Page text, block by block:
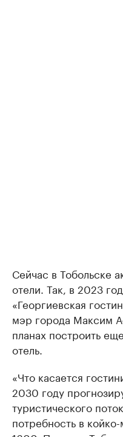
Сейчас в Тобольске
отели. Так, в 2023
«Георгиевская
мэр города Максим
планах построить
отель.
«Что касается
2030 году
туристического
потребность в